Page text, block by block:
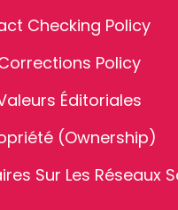
Checking Policy
Policy
Éditoriales
(Ownership)
Sur Les Réseaux